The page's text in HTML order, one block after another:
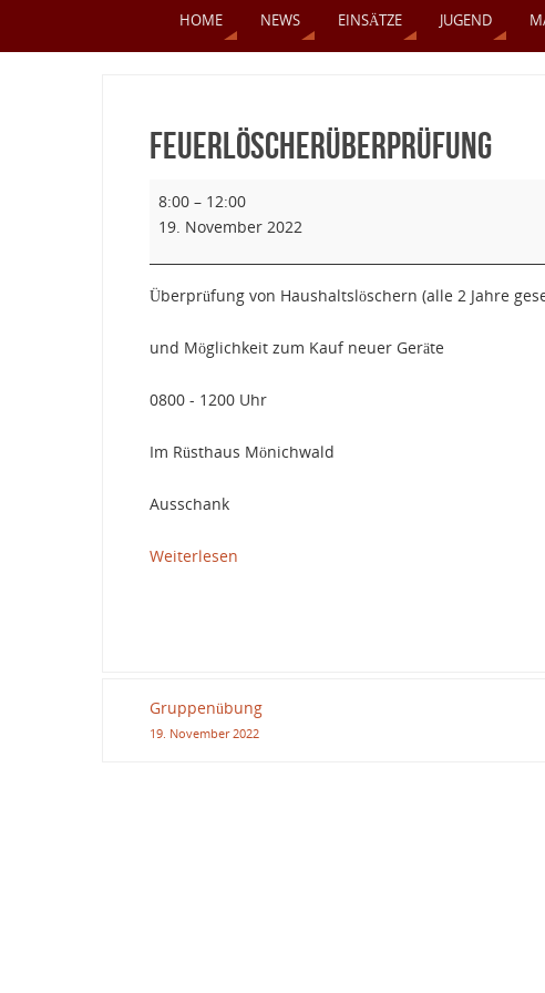
HOME NEWS EINSÄTZE JUGEND
Feuerlöscherüberprüfung
8:00 – 12:00
19. November 2022
Überprüfung von Haushaltslöschern (alle 2 Jahre
und Möglichkeit zum Kauf neuer Geräte
0800 - 1200 Uhr
Im Rüsthaus Mönichwald
Ausschank
Weiterlesen
Gruppenübung
19. November 2022